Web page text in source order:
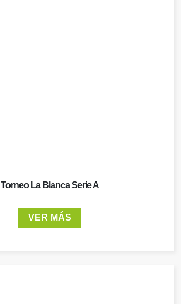
Torneo La Blanca Serie A
VER MÁS